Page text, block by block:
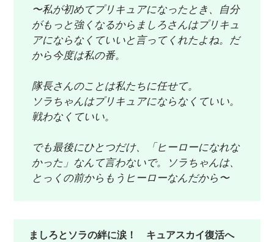
〜私が初めてプリキュアになったとき、自分
がもっと強くなるからましろさんはプリキュ
アにならなくていいと言ってくれたよね。だ
から今度は私の番。
隊長さんのことは私たちに任せて。
ソラちゃんはプリキュアにならなくていい。
戦わなくていい。
でも最後にひとつだけ、「ヒーローになれな
かった」なんて言わないで。ソラちゃんは、
とっくの前からもうヒーローなんだから〜
ましろとソラの絆に涙！ キュアスカイ復活へ